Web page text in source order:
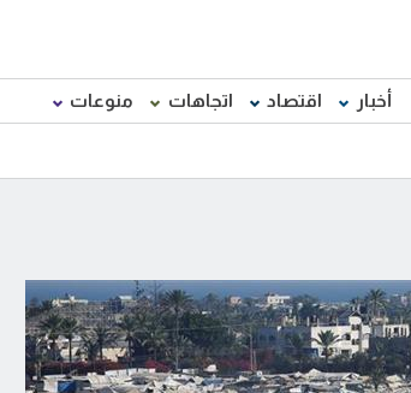
أخبار اقتصاد اتجاهات منوعات